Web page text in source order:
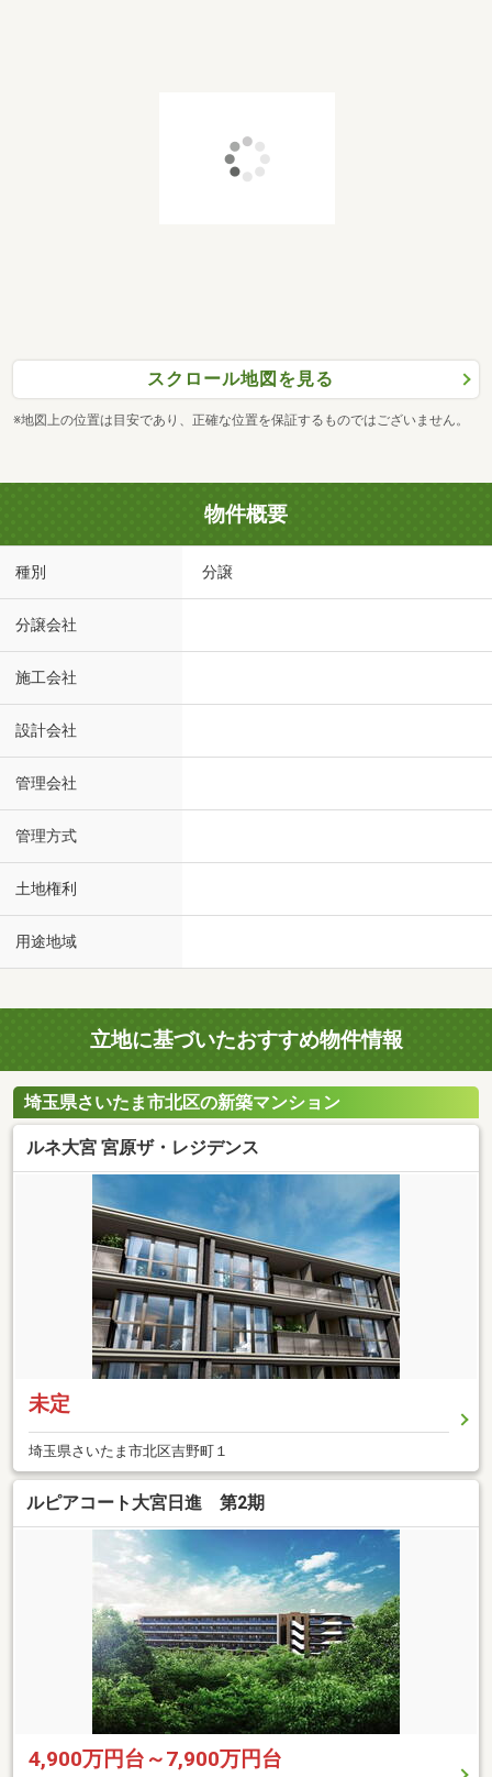
スクロール地図を見る
※地図上の位置は目安であり、正確な位置を保証するものではございません。
物件概要
種別 分譲
分譲会社
施工会社
設計会社
管理会社
管理方式
土地権利
用途地域
立地に基づいたおすすめ物件情報
埼玉県さいたま市北区の新築マンション
ルネ大宮 宮原ザ・レジデンス
未定
埼玉県さいたま市北区吉野町１
ルピアコート大宮日進 第2期
4,900万円台～7,900万円台